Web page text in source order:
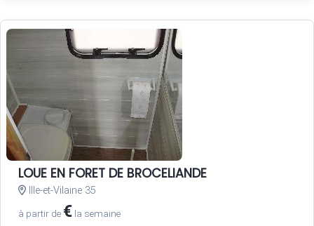
LOUE EN FORET DE BROCELIANDE
Ille-et-Vilaine 35
à partir de € la semaine